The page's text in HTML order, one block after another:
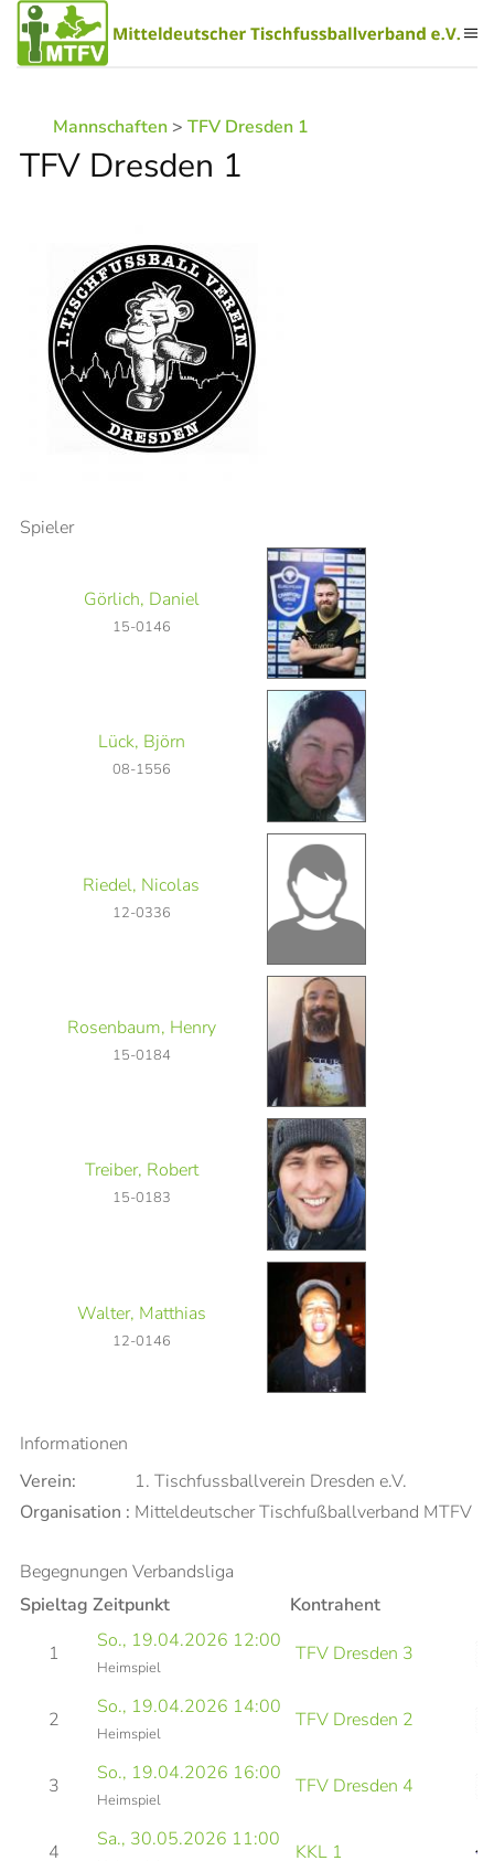
Zum Hauptinhalt springen
Mannschaften > TFV Dresden 1
TFV Dresden 1
Spieler
Görlich, Daniel
15-0146
Lück, Björn
08-1556
Riedel, Nicolas
12-0336
Rosenbaum, Henry
15-0184
Treiber, Robert
15-0183
Walter, Matthias
12-0146
Informationen
Verein:
1. Tischfussballverein Dresden e.V.
Organisation : Mitteldeutscher Tischfußballverband MTFV
Begegnungen Verbandsliga
Spieltag Zeitpunkt
Kontrahent
1
So., 19.04.2026 12:00
Heimspiel
TFV Dresden 3
2
So., 19.04.2026 14:00
Heimspiel
TFV Dresden 2
3
So., 19.04.2026 16:00
Heimspiel
TFV Dresden 4
4
Sa., 30.05.2026 11:00
KKL 1